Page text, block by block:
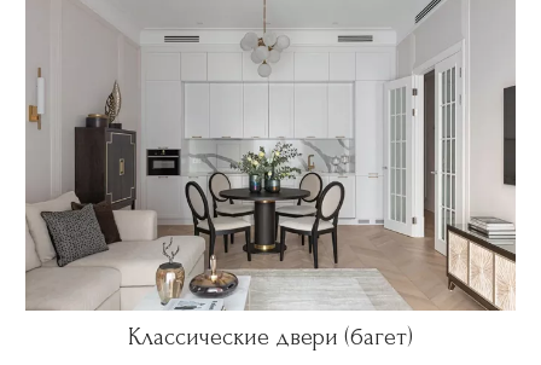
Классические двери (багет)